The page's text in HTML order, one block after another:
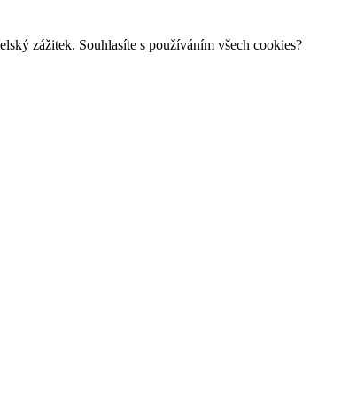
zážitek. Souhlasíte s používáním všech cookies?